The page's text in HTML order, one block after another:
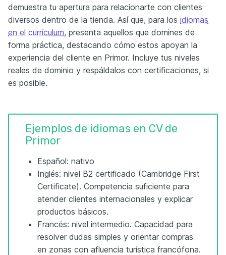
demuestra tu apertura para relacionarte con clientes
diversos dentro de la tienda. Así que, para los idiomas
en el currículum, presenta aquellos que domines de
forma práctica, destacando cómo estos apoyan la
experiencia del cliente en Primor. Incluye tus niveles
reales de dominio y respáldalos con certificaciones, si
es posible.
Ejemplos de idiomas en CV de
Primor
Español: nativo
Inglés: nivel B2 certificado (Cambridge First
Certificate). Competencia suficiente para
atender clientes internacionales y explicar
productos básicos.
Francés: nivel intermedio. Capacidad para
resolver dudas simples y orientar compras
en zonas con afluencia turística francófona.